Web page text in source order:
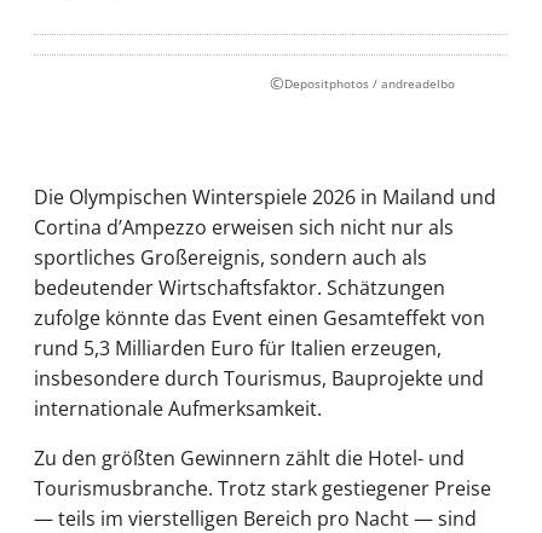
©Depositphotos / andreadelbo
Die Olympischen Winterspiele 2026 in Mailand und
Cortina d’Ampezzo erweisen sich nicht nur als
sportliches Großereignis, sondern auch als
bedeutender Wirtschaftsfaktor. Schätzungen
zufolge könnte das Event einen Gesamteffekt von
rund 5,3 Milliarden Euro für Italien erzeugen,
insbesondere durch Tourismus, Bauprojekte und
internationale Aufmerksamkeit.
Zu den größten Gewinnern zählt die Hotel- und
Tourismusbranche. Trotz stark gestiegener Preise
— teils im vierstelligen Bereich pro Nacht — sind